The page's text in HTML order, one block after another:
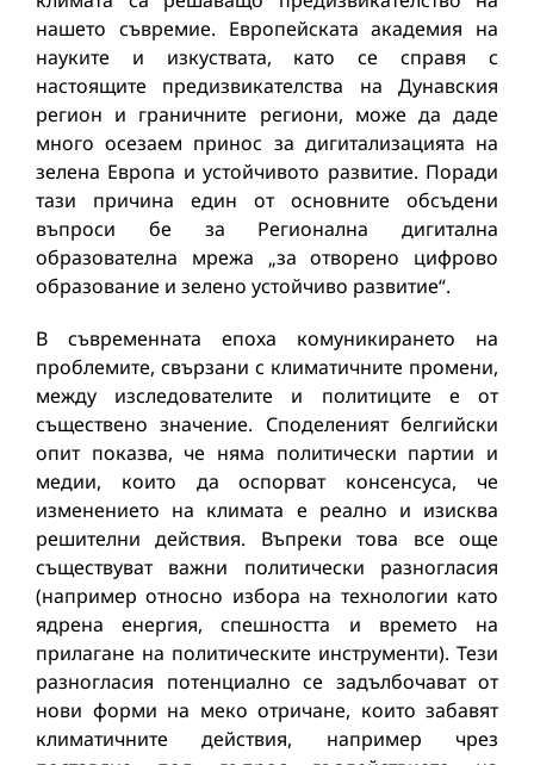
нашето съвремие. Европейската академия на
науките и изкуствата, като се справя с
настоящите предизвикателства на Дунавския
регион и граничните региони, може да даде
много осезаем принос за дигитализацията на
зелена Европа и устойчивото развитие. Поради
тази причина един от основните обсъдени
въпроси бе за Регионална дигитална
образователна мрежа „за отворено цифрово
образование и зелено устойчиво развитие“.
В съвременната епоха комуникирането на
проблемите, свързани с климатичните промени,
между изследователите и политиците е от
съществено значение. Споделеният белгийски
опит показва, че няма политически партии и
медии, които да оспорват консенсуса, че
изменението на климата е реално и изисква
решителни действия. Въпреки това все още
съществуват важни политически разногласия
(например относно избора на технологии като
ядрена енергия, спешността и времето на
прилагане на политическите инструменти). Тези
разногласия потенциално се задълбочават от
нови форми на меко отричане, които забавят
климатичните действия, например чрез